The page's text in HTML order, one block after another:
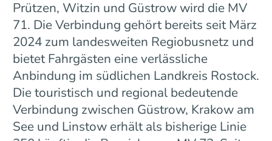
Prützen, Witzin und Güstrow wird die MV
71. Die Verbindung gehört bereits seit März
2024 zum landesweiten Regiobusnetz und
bietet Fahrgästen eine verlässliche
Anbindung im südlichen Landkreis Rostock.
Die touristisch und regional bedeutende
Verbindung zwischen Güstrow, Krakow am
See und Linstow erhält als bisherige Linie